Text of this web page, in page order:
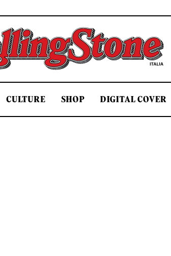
Rolling Stone Italia
CULTURE SHOP DIGITAL COVER